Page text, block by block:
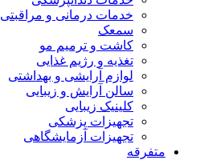
خدمات درمانی و مراقبتی
سمعک
کاشت و ترمیم مو
تغذیه و رژیم غذایی
لوازم آرایشی و بهداشتی
سالن آرایش و زیبایی
کلینیک زیبایی
تجهیزات پزشکی
تجهیزات آزمایشگاهی
متفرقه